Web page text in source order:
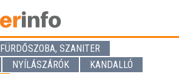
FÜRDŐSZOBA, SZANITER
NYÍLÁSZÁRÓK
KANDALLÓ